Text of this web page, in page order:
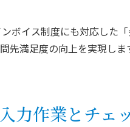
ボイス制度にも対応した
先満足度の向上を実現しま
力作業とチェ